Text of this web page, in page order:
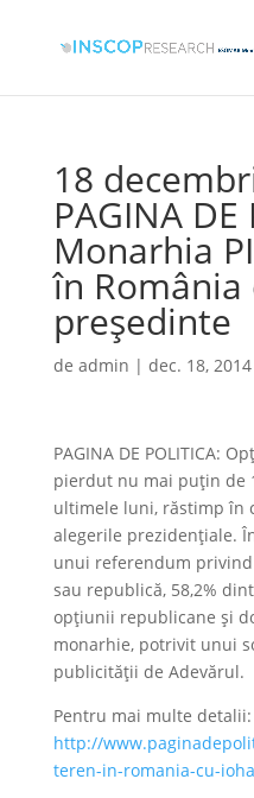
18
PAGINA DE
Monarhia
în România
președinte
de admin | dec. 18, 2014
PAGINA DE POLITICA:
pierdut nu mai puţin de
ultimele luni, răstimp în
alegerile prezidenţiale.
unui referendum
sau republică, 58,2%
opţiunii republicane şi
monarhie, potrivit unui
publicității de Adevărul.
Pentru mai multe detalii:
http://
teren-in-romania-cu-